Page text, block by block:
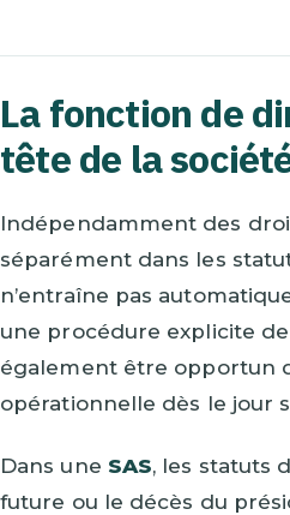
La fonction de
tête de la
Indépendamment des
séparément dans les
n’entraîne pas
une procédure explicite
également être opportun
opérationnelle dès le jour
Dans une SAS, les statuts
future ou le décès du